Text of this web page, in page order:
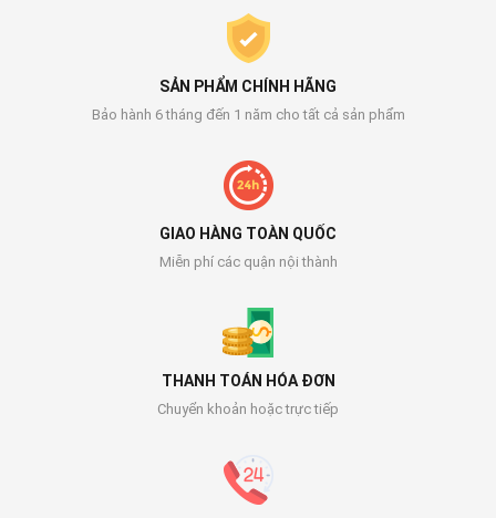
SẢN PHẨM CHÍNH HÃNG
Bảo hành 6 tháng đến 1 năm cho tất cả sản phẩm
GIAO HÀNG TOÀN QUỐC
Miễn phí các quận nội thành
THANH TOÁN HÓA ĐƠN
Chuyển khoản hoặc trực tiếp